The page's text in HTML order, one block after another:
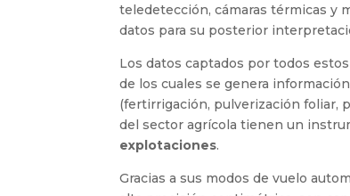
teledetección, cámaras térmicas y
datos para su posterior
Los datos captados por todos
de los cuales se genera
(fertirrigación, pulverización foliar,
del sector agrícola tienen un
explotaciones.
Gracias a sus modos de vuelo